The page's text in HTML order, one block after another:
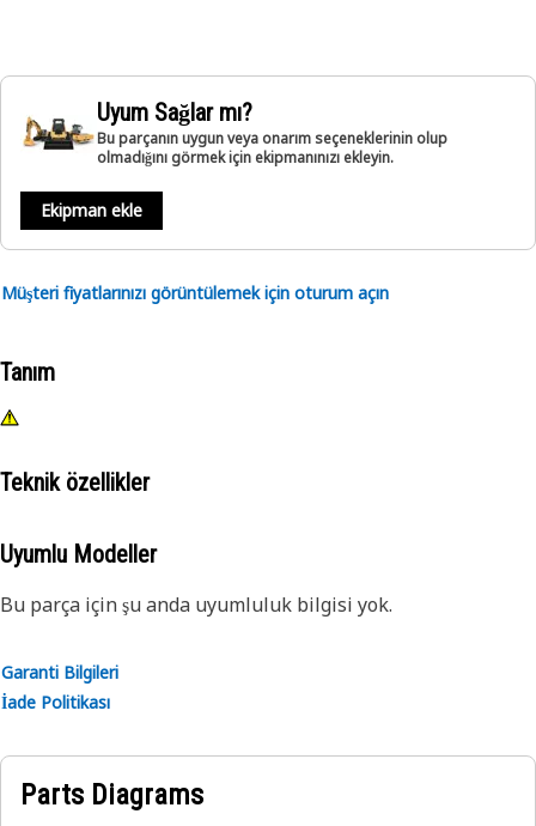
Uyum Sağlar mı?
Bu parçanın uygun veya onarım seçeneklerinin olup
olmadığını görmek için ekipmanınızı ekleyin.
Ekipman ekle
Müşteri fiyatlarınızı görüntülemek için oturum açın
Tanım
Teknik özellikler
Uyumlu Modeller
Bu parça için şu anda uyumluluk bilgisi yok.
Garanti Bilgileri
İade Politikası
Parts Diagrams